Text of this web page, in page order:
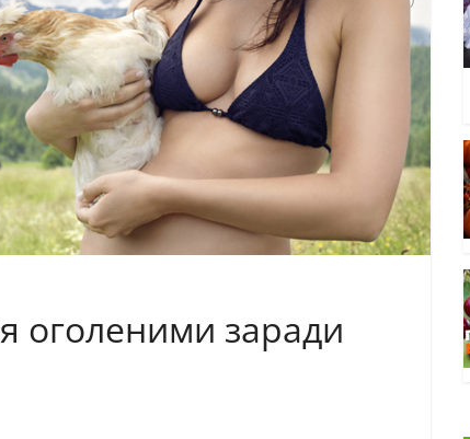
оголеними заради